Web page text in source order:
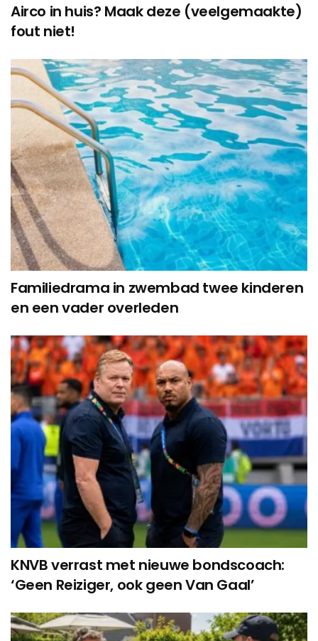
Airco in huis? Maak deze (veelgemaakte)
fout niet!
Familiedrama in zwembad twee kinderen
en een vader overleden
KNVB verrast met nieuwe bondscoach:
‘Geen Reiziger, ook geen Van Gaal’